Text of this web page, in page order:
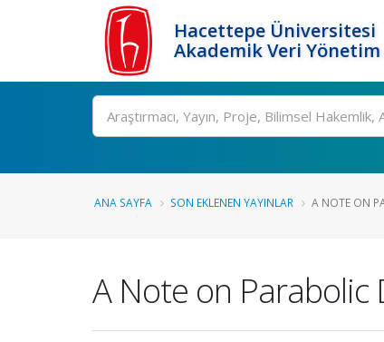
Hacettepe Üniversitesi
Akademik Veri
Ara
ANA SAYFA SON EKLENEN YAYINLAR A NOTE ON
A Note on